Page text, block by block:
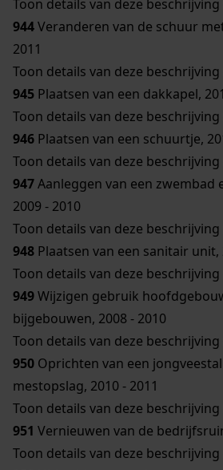
Toon details van deze
944Veranderen van de schuur
2011
Toon details van deze
945 Plaatsen van een dakkapel,
Toon details van deze
946 Plaatsen van een schuurtje,
Toon details van deze
947Aanleggen van een zwembad
2009 - 2010
Toon details van deze
948 Plaatsen van een sanitair unit,
Toon details van deze
949Wijzigen gebruik
bijgebouwen, 2008 - 2010
Toon details van deze
950 Oprichten van een
mestopslag, 2010 - 2011
Toon details van deze
951 Vernieuwen van de
Toon details van deze